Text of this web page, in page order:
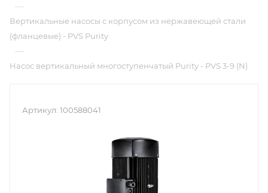
—
Вертикальные насосы с корпусом из нержавеющей стали
(фланцевые) - PVS Purity
—
Насос вертикальный многоступенчатый Purity - PVS 3-9 (N)
Артикул: 100588041